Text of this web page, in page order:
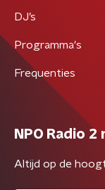
DJ’s
Programma's
Frequenties
NPO Radio
Altijd op de